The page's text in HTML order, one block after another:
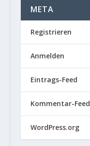
META
Registrieren
Anmelden
Eintrags-Feed
Kommentar-Feed
WordPress.org